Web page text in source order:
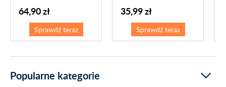
64,90 zł
Sprawdź teraz
35,99 zł
Sprawdź teraz
Popularne kategorie